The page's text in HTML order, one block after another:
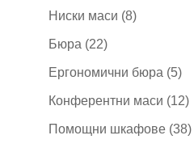
продукта
Ниски маси 88
Бюра 2222
продукта
Ергономични бюра 55
Конферентни маси 1212
Помощни шкафове 3838